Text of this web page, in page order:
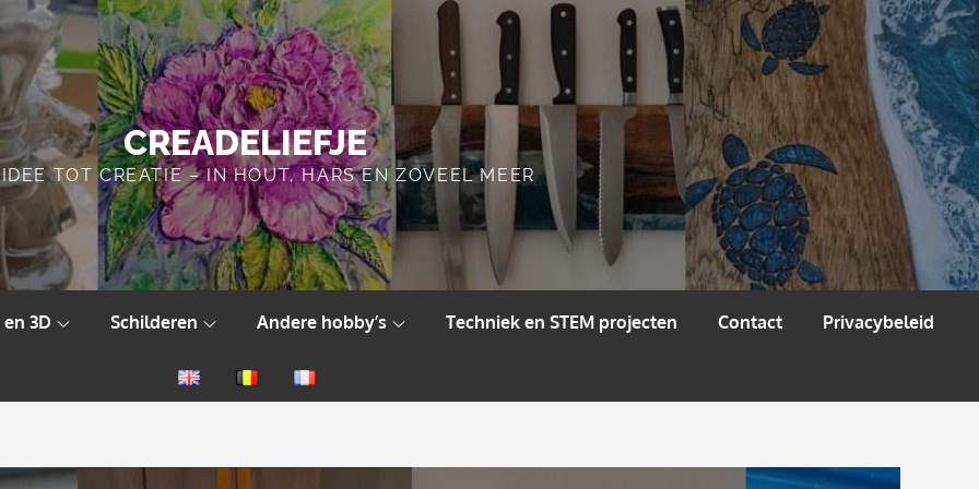
CREADELIEFJE
TOT CREATIE – IN HOUT, HARS EN ZOVEEL MEER
en 3D Schilderen Andere hobby’s Techniek en STEM projecten Contact Privacybeleid
EnglishNederlandsFrançais